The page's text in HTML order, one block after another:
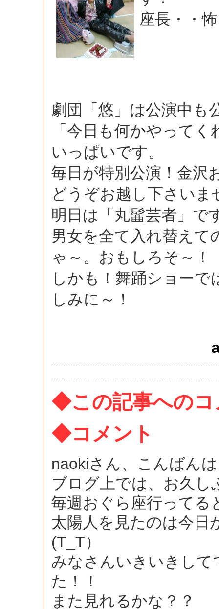
座長・・
劇団「悠」は公演中も
「今日も何かやって
いっぱいです。
毎日が特別公演！金沢
どうぞお越し下さいま
明日は「丸髷芸者」で
男女を全て入れ替えて
ゃ～。おもしろそ～！
しかも！舞踊ショーで
しみに～！
◆この記事へのコ
◆コメント
naokiさん、こんばん
ブログ上では、お久し
毎週おぐら座行ってる
太陽人を見たのは今日
(T_T）
みなさんいきいきし
た！！
また見れるかな？？